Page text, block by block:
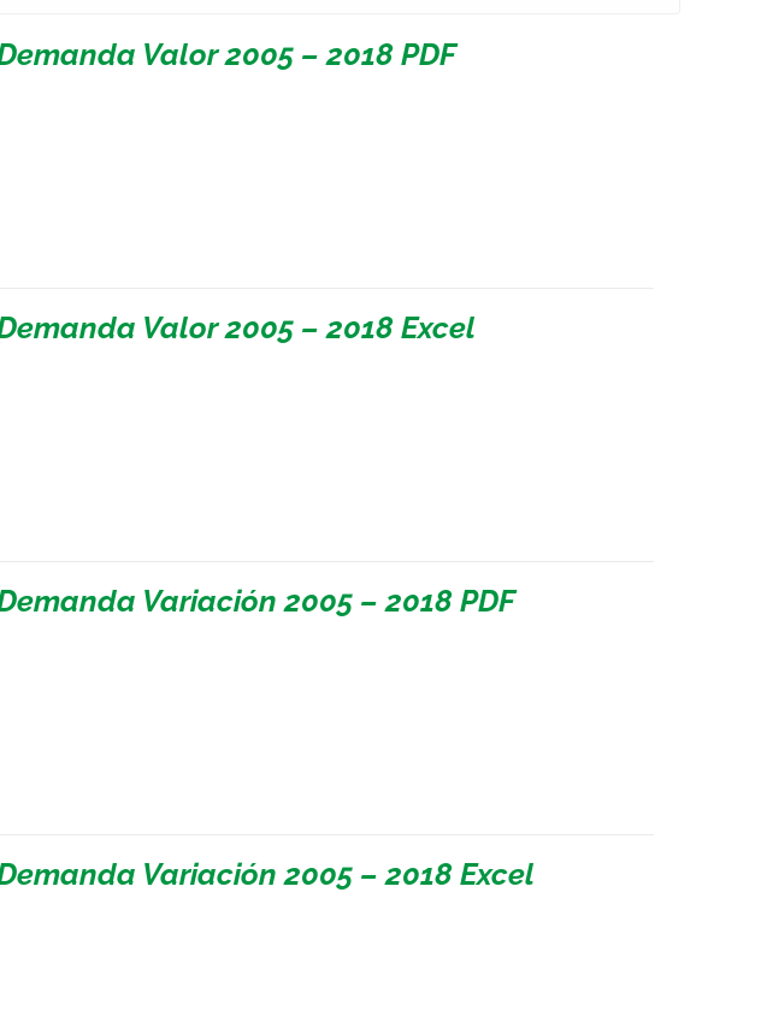
Valor 2005 – 2018 PDF
Valor 2005 – 2018 Excel
Variación 2005 – 2018 PDF
Variación 2005 – 2018 Excel